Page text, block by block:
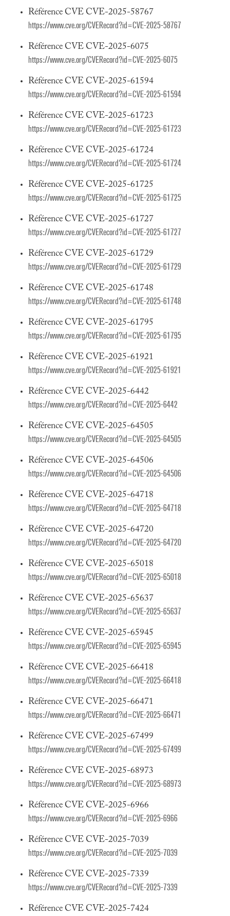
Référence CVE CVE-2025-58767
https://www.cve.org/CVERecord?id=CVE-2025-58767
Référence CVE CVE-2025-6075
https://www.cve.org/CVERecord?id=CVE-2025-6075
Référence CVE CVE-2025-61594
https://www.cve.org/CVERecord?id=CVE-2025-61594
Référence CVE CVE-2025-61723
https://www.cve.org/CVERecord?id=CVE-2025-61723
Référence CVE CVE-2025-61724
https://www.cve.org/CVERecord?id=CVE-2025-61724
Référence CVE CVE-2025-61725
https://www.cve.org/CVERecord?id=CVE-2025-61725
Référence CVE CVE-2025-61727
https://www.cve.org/CVERecord?id=CVE-2025-61727
Référence CVE CVE-2025-61729
https://www.cve.org/CVERecord?id=CVE-2025-61729
Référence CVE CVE-2025-61748
https://www.cve.org/CVERecord?id=CVE-2025-61748
Référence CVE CVE-2025-61795
https://www.cve.org/CVERecord?id=CVE-2025-61795
Référence CVE CVE-2025-61921
https://www.cve.org/CVERecord?id=CVE-2025-61921
Référence CVE CVE-2025-6442
https://www.cve.org/CVERecord?id=CVE-2025-6442
Référence CVE CVE-2025-64505
https://www.cve.org/CVERecord?id=CVE-2025-64505
Référence CVE CVE-2025-64506
https://www.cve.org/CVERecord?id=CVE-2025-64506
Référence CVE CVE-2025-64718
https://www.cve.org/CVERecord?id=CVE-2025-64718
Référence CVE CVE-2025-64720
https://www.cve.org/CVERecord?id=CVE-2025-64720
Référence CVE CVE-2025-65018
https://www.cve.org/CVERecord?id=CVE-2025-65018
Référence CVE CVE-2025-65637
https://www.cve.org/CVERecord?id=CVE-2025-65637
Référence CVE CVE-2025-65945
https://www.cve.org/CVERecord?id=CVE-2025-65945
Référence CVE CVE-2025-66418
https://www.cve.org/CVERecord?id=CVE-2025-66418
Référence CVE CVE-2025-66471
https://www.cve.org/CVERecord?id=CVE-2025-66471
Référence CVE CVE-2025-67499
https://www.cve.org/CVERecord?id=CVE-2025-67499
Référence CVE CVE-2025-68973
https://www.cve.org/CVERecord?id=CVE-2025-68973
Référence CVE CVE-2025-6966
https://www.cve.org/CVERecord?id=CVE-2025-6966
Référence CVE CVE-2025-7039
https://www.cve.org/CVERecord?id=CVE-2025-7039
Référence CVE CVE-2025-7339
https://www.cve.org/CVERecord?id=CVE-2025-7339
Référence CVE CVE-2025-7424